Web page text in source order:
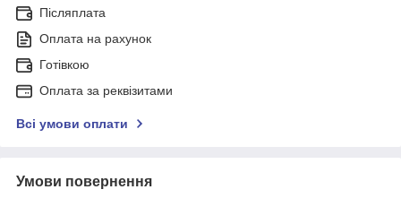
Післяплата
Оплата на рахунок
Готівкою
Оплата за реквізитами
Всі умови оплати
Умови повернення